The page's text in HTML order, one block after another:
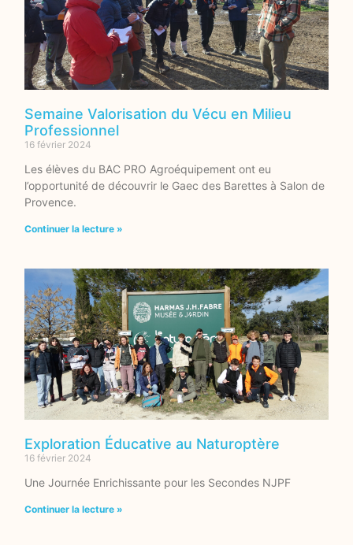
Semaine Valorisation du Vécu en Milieu
Professionnel
16 février 2024
Les élèves du BAC PRO Agroéquipement ont eu
l’opportunité de découvrir le Gaec des Barettes à Salon de
Provence.
Continuer la lecture »
Exploration Éducative au Naturoptère
16 février 2024
Une Journée Enrichissante pour les Secondes NJPF
Continuer la lecture »